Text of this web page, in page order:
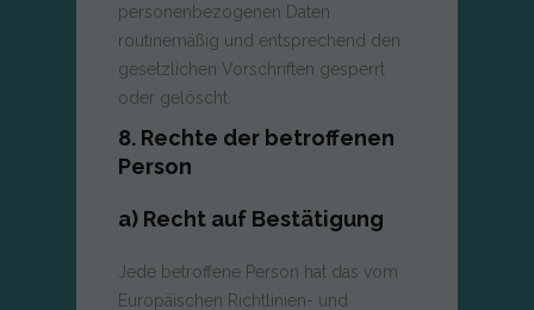
personenbezogenen Daten
routinemäßig und entsprechend den
gesetzlichen Vorschriften gesperrt
oder gelöscht.
8. Rechte der betroffenen
Person
a) Recht auf Bestätigung
Jede betroffene Person hat das vom
Europäischen Richtlinien- und